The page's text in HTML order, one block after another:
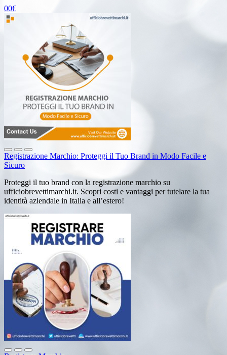
00€
Registrazione Marchio: Proteggi il Tuo Brand in Modo Facile e
Sicuro
Proteggi il tuo brand con la registrazione marchio su
ufficiobrevettimarchi.it. Scopri costi e vantaggi per tutelare la tua
identità aziendale in Italia e all’estero!